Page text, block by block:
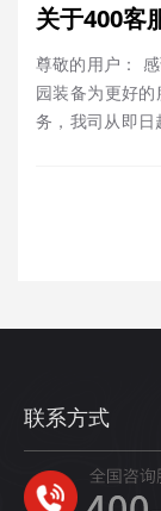
关于400客
尊敬的用户：
园装备为更好
务，我司从即
户服务热线进
联系方式